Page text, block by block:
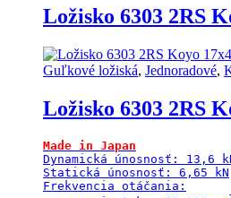
má
viacero
Možnosti
si
vybrať
na
stránke
produktu.
Ložisko 6303 2RS
Guľkové ložiská, Jednoradové,
Ložisko 6303 2RS
Made in Japan
Dynamická únosnosť: 13,6
Statická únosnosť: 6,65 kN
Frekvencia otáčania: